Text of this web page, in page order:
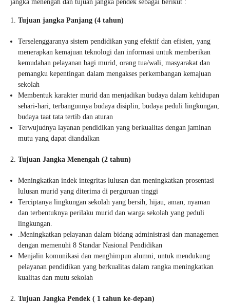
jangka menengah dan tujuan jangka pendek sebagai berikut :
Tujuan jangka Panjang (4 tahun)
Terselenggaranya sistem pendidikan yang efektif dan efisien, yang
menerapkan kemajuan teknologi dan informasi untuk memberikan
kemudahan pelayanan bagi murid, orang tua/wali, masyarakat dan
pemangku kepentingan dalam mengakses perkembangan kemajuan
sekolah
Membentuk karakter murid dan menjadikan budaya dalam kehidupan
sehari-hari, terbangunnya budaya disiplin, budaya peduli lingkungan,
budaya taat tata tertib dan aturan
Terwujudnya layanan pendidikan yang berkualitas dengan jaminan
mutu yang dapat diandalkan
Tujuan Jangka Menengah (2 tahun)
Meningkatkan indek integritas lulusan dan meningkatkan prosentasi
lulusan murid yang diterima di perguruan tinggi
Terciptanya lingkungan sekolah yang bersih, hijau, aman, nyaman
dan terbentuknya perilaku murid dan warga sekolah yang peduli
lingkungan.
.Meningkatkan pelayanan dalam bidang administrasi dan managemen
dengan memenuhi 8 Standar Nasional Pendidikan
Menjalin komunikasi dan menghimpun alumni, untuk mendukung
pelayanan pendidikan yang berkualitas dalam rangka meningkatkan
kualitas dan mutu sekolah
Tujuan Jangka Pendek ( 1 tahun ke-depan)